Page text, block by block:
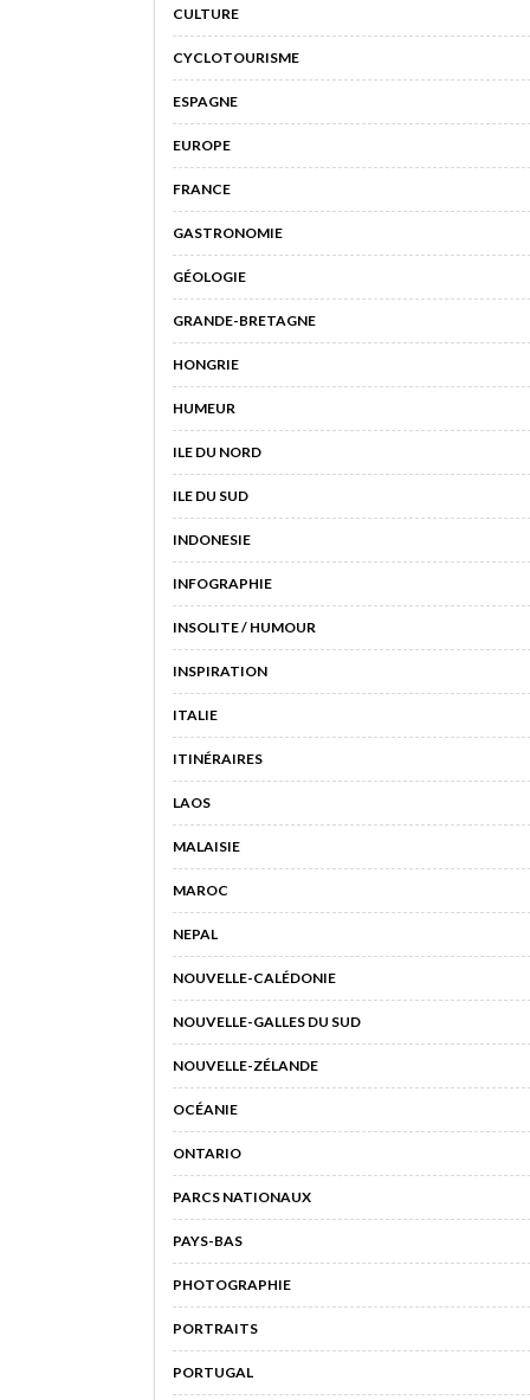
CULTURE
CYCLOTOURISME
ESPAGNE
EUROPE
FRANCE
GASTRONOMIE
GÉOLOGIE
GRANDE-BRETAGNE
HONGRIE
HUMEUR
ILE DU NORD
ILE DU SUD
INDONESIE
INFOGRAPHIE
INSOLITE / HUMOUR
INSPIRATION
ITALIE
ITINÉRAIRES
LAOS
MALAISIE
MAROC
NEPAL
NOUVELLE-CALÉDONIE
NOUVELLE-GALLES DU SUD
NOUVELLE-ZÉLANDE
OCÉANIE
ONTARIO
PARCS NATIONAUX
PAYS-BAS
PHOTOGRAPHIE
PORTRAITS
PORTUGAL